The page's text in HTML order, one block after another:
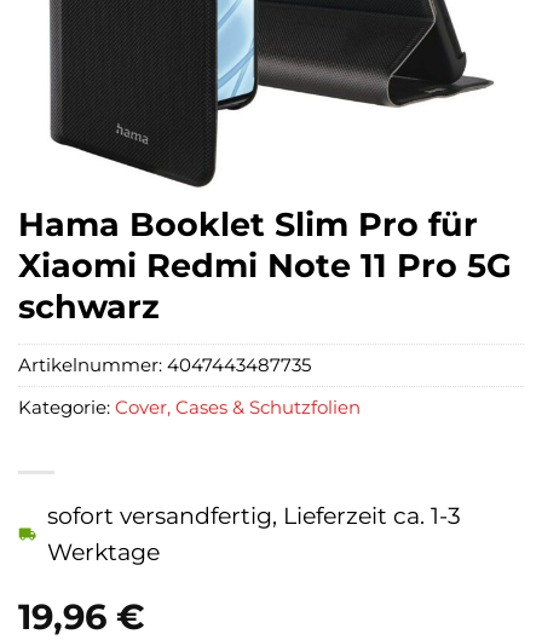
Hama Booklet Slim Pro für
Xiaomi Redmi Note 11 Pro 5G
schwarz
19,96 €
sofort versandfertig, Lieferzeit ca. 1-3
Werktage
Artikelnummer: 4047443487735
Kategorie: Cover, Cases & Schutzfolien